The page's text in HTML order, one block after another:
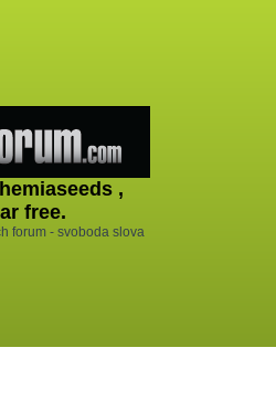
,
free.
forum - svoboda slova